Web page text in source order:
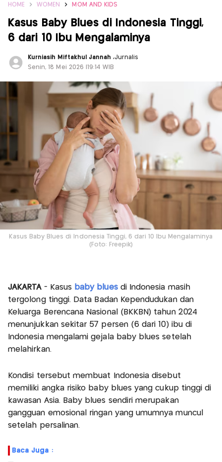
HOME WOMEN MOM AND KIDS
Kasus Baby Blues di Indonesia Tinggi,
6 dari 10 Ibu Mengalaminya
Kurniasih Miftakhul Jannah,Jurnalis
Senin, 18 Mei 2026 |19:14 WIB
Kasus Baby Blues di Indonesia Tinggi, 6 dari 10 Ibu Mengalaminya
(Foto: Freepik)
JAKARTA - Kasus baby bluesdi Indonesia masih
tergolong tinggi. Data Badan Kependudukan dan
Keluarga Berencana Nasional (BKKBN) tahun 2024
menunjukkan sekitar 57 persen (6 dari 10) ibu di
Indonesia mengalami gejala baby blues setelah
melahirkan.
Kondisi tersebut membuat Indonesia disebut
memiliki angka risiko baby blues yang cukup tinggi di
kawasan Asia. Baby blues sendiri merupakan
gangguan emosional ringan yang umumnya muncul
setelah persalinan.
Baca Juga :